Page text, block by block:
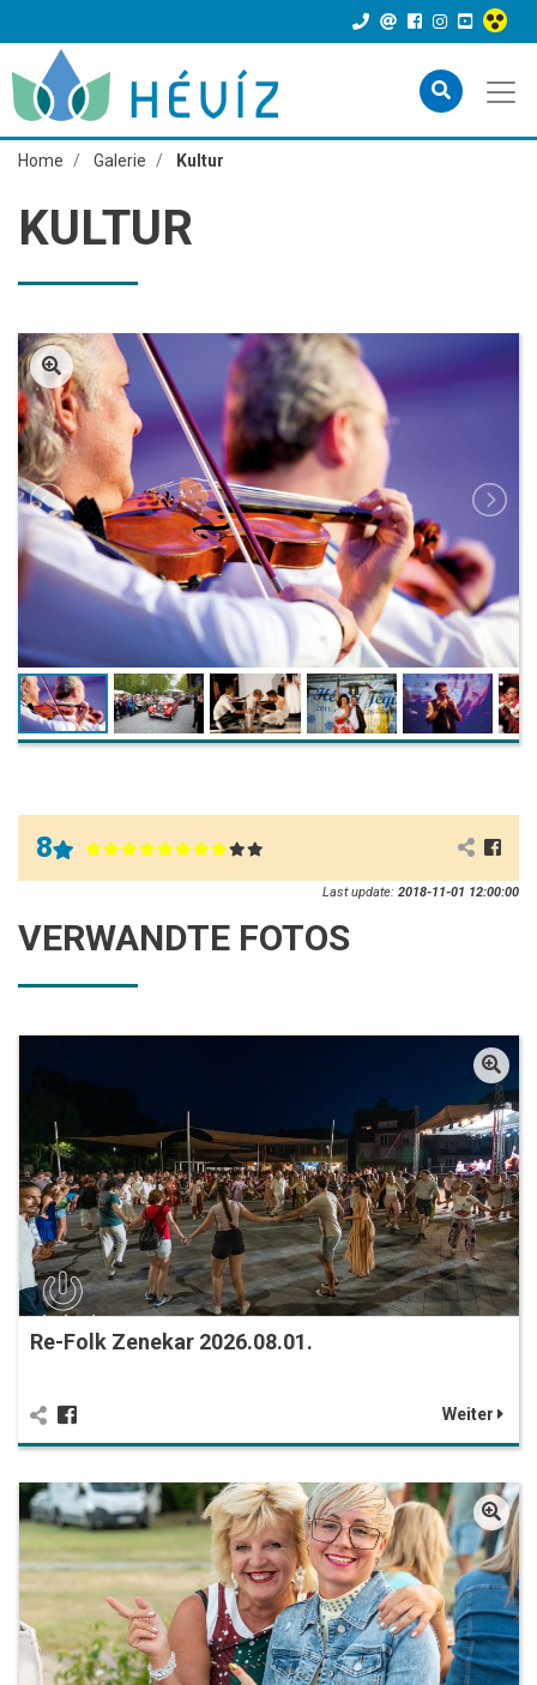
Home Galerie Kultur
KULTUR
8
Last update: 2018-11-01 12:00:00
VERWANDTE FOTOS
Re-Folk Zenekar 2026.08.01.
Weiter